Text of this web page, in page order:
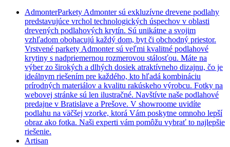
AdmonterParkety Admonter sú exkluzívne drevene podlahy
predstavujúce vrchol technologických úspechov v oblasti
drevených podlahových krytín. Sú unikátne a svojim
vzhľadom obohacujú každý dom, byt či obchodný priestor.
Vrstvené parkety Admonter sú veľmi kvalitné podlahové
krytiny s nadpriemernou rozmerovou stálosťou. Máte na
výber zo širokých a dlhých dosiek atraktívneho dizajnu, čo je
ideálnym riešením pre každého, kto hľadá kombináciu
prírodných materiálov a kvalitu rakúskeho výrobcu. Fotky na
webovej stránke sú len ilustračné. Navštívte naše podlahové
predajne v Bratislave a Prešove. V showroome uvidíte
podlahu na väčšej vzorke, ktorá Vám poskytne omnoho lepší
obraz ako fotka. Naši experti vám pomôžu vybrať to najlepšie
riešenie.
Artisan